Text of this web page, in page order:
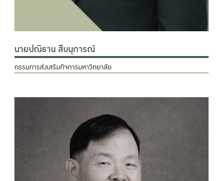
นายปณิธาน สืบนุการณ์
กรรมการส่งเสริมกิจการมหาวิทยาลัย